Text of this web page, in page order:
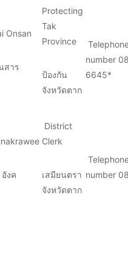
Onsan
สาร
Protecting
Tak
Province
ป้องกัน
จังหวัดตาก
number
6645*
งค
District
Clerk
เสมียนตรา
จังหวัดตาก
number